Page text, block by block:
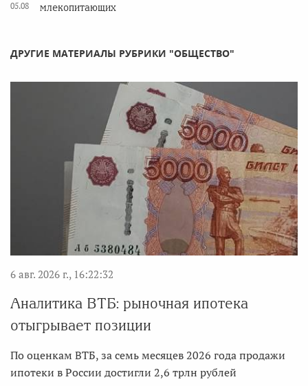
05.08
млекопитающих
ДРУГИЕ МАТЕРИАЛЫ РУБРИКИ "ОБЩЕСТВО"
6 авг. 2026 г., 16:22:32
Аналитика ВТБ: рыночная ипотека
отыгрывает позиции
По оценкам ВТБ, за семь месяцев 2026 года продажи
ипотеки в России достигли 2,6 трлн рублей